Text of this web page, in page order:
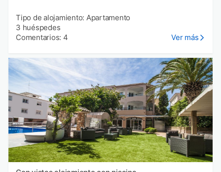
Tipo de alojamiento: Apartamento
3 huéspedes
Comentarios: 4
Ver más